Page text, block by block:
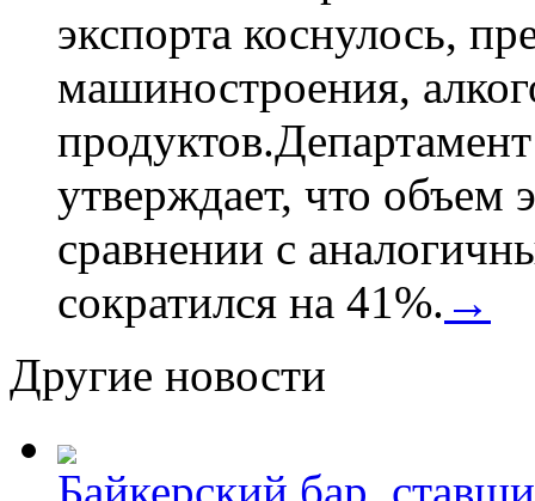
экспорта коснулось,
машиностроения,
утверждает, что объем
сравнении с
сократился на 41%. →
Другие новости
Байкерский бар,